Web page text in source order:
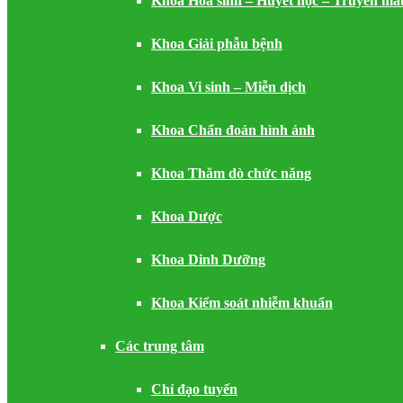
Khoa Giải phẫu bệnh
Khoa Vi sinh – Miễn dịch
Khoa Chẩn đoán hình ảnh
Khoa Thăm dò chức năng
Khoa Dược
Khoa Dinh Dưỡng
Khoa Kiểm soát nhiễm khuẩn
Các trung tâm
Chỉ đạo tuyến